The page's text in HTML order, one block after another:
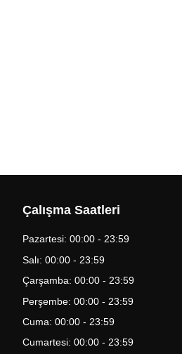
Çalışma Saatleri
Pazartesi: 00:00 - 23:59
Salı: 00:00 - 23:59
Çarşamba: 00:00 - 23:59
Perşembe: 00:00 - 23:59
Cuma: 00:00 - 23:59
Cumartesi: 00:00 - 23:59